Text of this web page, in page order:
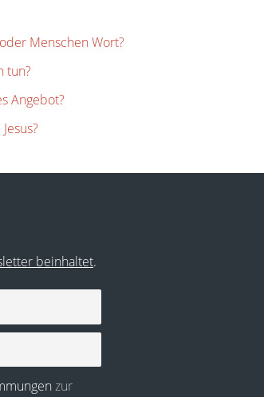
Menschen Wort?
tun?
Angebot?
beinhaltet.
zur